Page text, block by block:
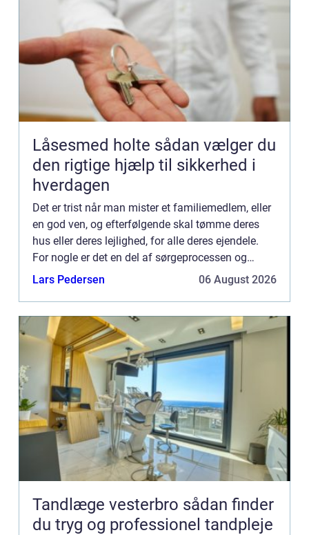
Låsesmed holte sådan vælger du
den rigtige hjælp til sikkerhed i
hverdagen
Det er trist når man mister et familiemedlem, eller
en god ven, og efterfølgende skal tømme deres
hus eller deres lejlighed, for alle deres ejendele.
For nogle er det en del af sørgeprocessen og
noget kan hjælpe med at få en god afslutning. For
Lars Pedersen 06 August 2026
Tandlæge vesterbro sådan finder
du tryg og professionel tandpleje